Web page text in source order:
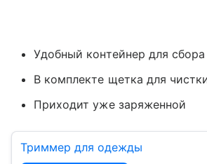
Удобный контейнер для
В комплекте щетка для
Приходит уже заряженной
Триммер для одежды